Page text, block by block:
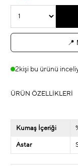
📍
2 kişi bu ürünü
ÜRÜN ÖZELLIKLERI
Kumaş İçeriği
Astar